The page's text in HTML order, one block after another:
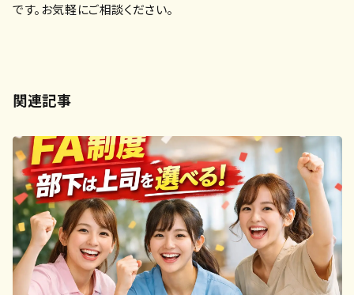
です。お気軽にご相談ください。
関連記事